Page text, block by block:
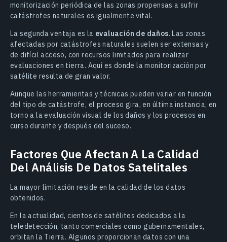
monitorización periódica de las zonas propensas a sufrir
catástrofes naturales es igualmente vital.
La segunda ventaja es la evaluación de daños. Las zonas
afectadas por catástrofes naturales suelen ser extensas y
de difícil acceso, con recursos limitados para realizar
evaluaciones en tierra. Aquí es donde la monitorización por
satélite resulta de gran valor.
Aunque las herramientas y técnicas pueden variar en función
del tipo de catástrofe, el proceso gira, en última instancia, en
torno a la evaluación visual de los daños y los procesos en
curso durante y después del suceso.
Factores Que Afectan A La Calidad
Del Análisis De Datos Satelitales
La mayor limitación reside en la calidad de los datos
obtenidos.
En la actualidad, cientos de satélites dedicados a la
teledetección, tanto comerciales como gubernamentales,
orbitan la Tierra. Algunos proporcionan datos con una